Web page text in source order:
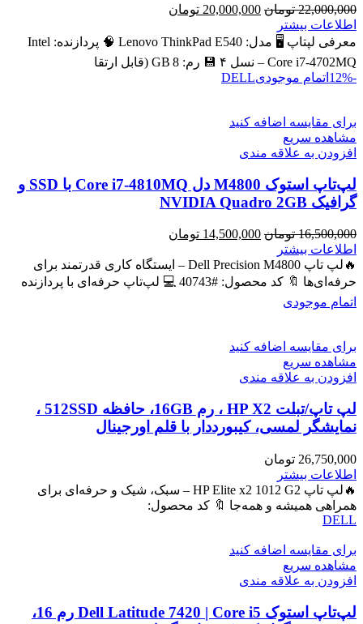
22,000,000 تومان قیمت
22,000,000 تومان
20,000,000 تومان
20,000,000 تومان
است.
اطلاعات بیشتر
معرفی لپتاپ 🖥️ مدل: Lenovo ThinkPad E540 🧠 پردازنده: Intel
Core i7‑4702MQ – نسل ۴ 💾 رم: 8 GB (قابل ارتقا
-12%
اتمام موجودیDELL
برای مقایسه اضافه کنید
مشاهده سریع
افزودن به علاقه مندی
لپ‌تاپ استوک M4800 دل Core i7-4810MQ با SSD و
گرافیک NVIDIA Quadro 2GB
16,500,000 تومان قیمت
16,500,000 تومان
بود.
14,500,000 تومان
14,500,000 تومان
است.
اطلاعات بیشتر
🔥لپ تاپ Dell Precision M4800 – ایستگاه کاری قدرتمند برای
حرفه‌ای‌ها 🔖 کد محصول: #40743 💻 لپ‌تاپ حرفه‌ای با پردازنده
اتمام موجودی
برای مقایسه اضافه کنید
مشاهده سریع
افزودن به علاقه مندی
لپ تاپ/تبلت HP X2 ، رم 16GB، حافظه 512SSD ،
نمایشگر لمسی، کیبورددار با قلم اورجینال
26,750,000 تومان
اطلاعات بیشتر
🔥لپ تاپ HP Elite x2 1012 G2 – سبک، شیک و حرفه‌ای برای
همراهی همیشه و همه‌جا 🔖 کد محصول:
DELL
برای مقایسه اضافه کنید
مشاهده سریع
افزودن به علاقه مندی
لپ‌تاپ استوک Dell Latitude 7420 | Core i5 رم 16،